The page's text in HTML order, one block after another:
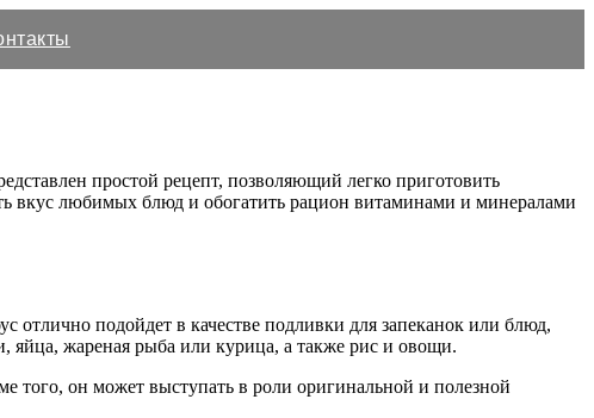
простой рецепт, позволяющий легко приготовить
вкус любимых блюд и обогатить рацион витаминами и минералами
отлично подойдет в качестве подливки для запеканок или блюд,
яйца, жареная рыба или курица, а также рис и овощи.
того, он может выступать в роли оригинальной и полезной